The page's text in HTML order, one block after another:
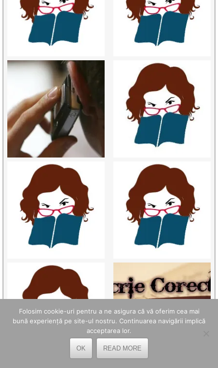
Folosim cookie-uri pentru a ne asigura că vă oferim cea mai
bună experiență pe site-ul nostru. Continuarea navigării implică
acceptarea lor.
OK READ MORE